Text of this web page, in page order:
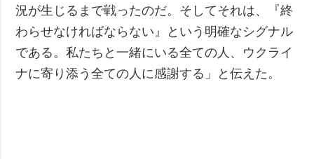
況が生じるまで戦ったのだ。そしてそれは、『終
わらせなければならない』という明確なシグナル
である。私たちと一緒にいる全ての人、ウクライ
ナに寄り添う全ての人に感謝する」と伝えた。